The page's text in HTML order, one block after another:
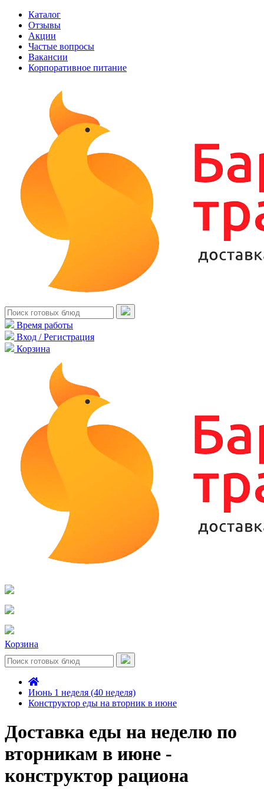
Каталог
Отзывы
Акции
Частые вопросы
Вакансии
Корпоративное питание
Время работы
Вход / Регистрация
Корзина
Корзина
Июнь 1 неделя (40 неделя)
Конструктор еды на вторник в июне
Доставка еды на неделю по
вторникам в июне -
конструктор рациона